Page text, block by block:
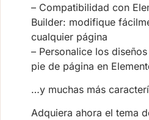
– Compatibilidad con
Builder: modifique
cualquier página
– Personalice los
pie de página en
…y muchas más
Adquiera ahora el tema